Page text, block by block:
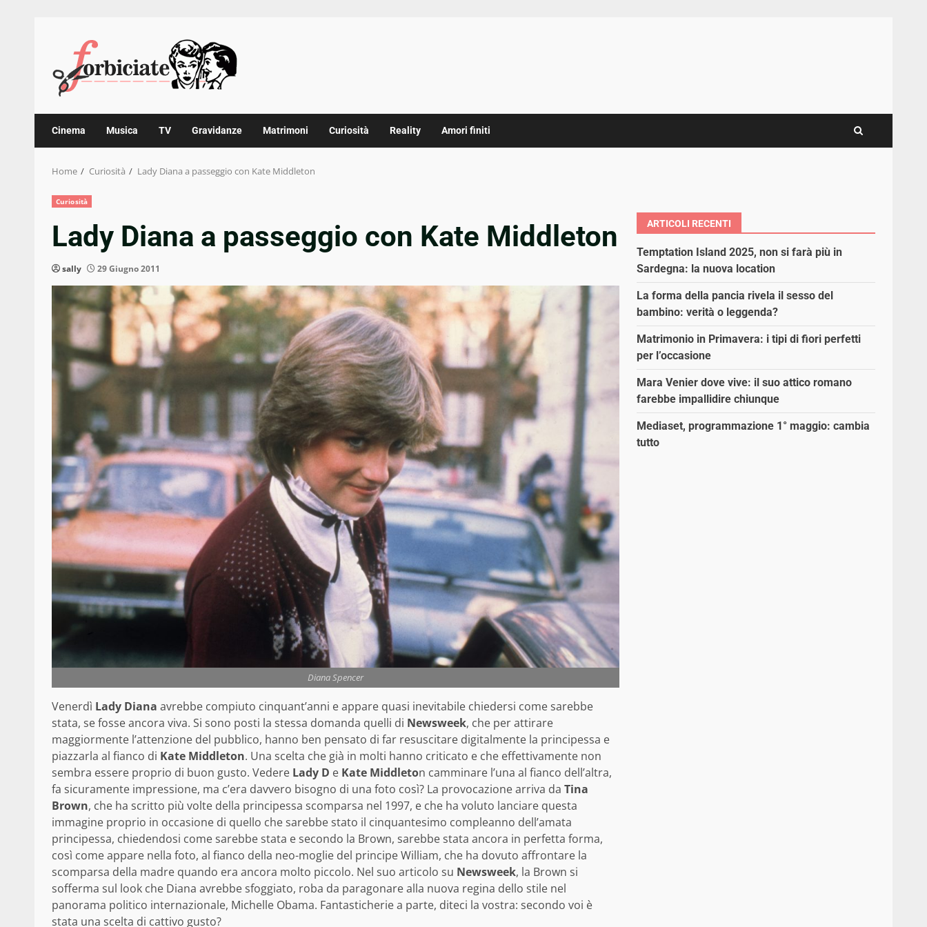
content
Cinema Musica TV Gravidanze Matrimoni Curiosità Reality Amori finiti
Home Curiosità Lady Diana a passeggio con Kate Middleton
Curiosità
Lady Diana a passeggio con Kate Middleton
sally 29 Giugno 2011
Diana Spencer
Venerdì Lady Diana avrebbe compiuto cinquant’anni e appare quasi inevitabile chiedersi come sarebbe
stata, se fosse ancora viva. Si sono posti la stessa domanda quelli di Newsweek, che per attirare
maggiormente l’attenzione del pubblico, hanno ben pensato di far resuscitare digitalmente la principessa e
piazzarla al fianco di Kate Middleton. Una scelta che già in molti hanno criticato e che effettivamente non
sembra essere proprio di buon gusto. Vedere Lady D e Kate Middleton camminare l’una al fianco dell’altra,
fa sicuramente impressione, ma c’era davvero bisogno di una foto così? La provocazione arriva da Tina
Brown, che ha scritto più volte della principessa scomparsa nel 1997, e che ha voluto lanciare questa
immagine proprio in occasione di quello che sarebbe stato il cinquantesimo compleanno dell’amata
principessa, chiedendosi come sarebbe stata e secondo la Brown, sarebbe stata ancora in perfetta forma,
così come appare nella foto, al fianco della neo-moglie del principe William, che ha dovuto affrontare la
scomparsa della madre quando era ancora molto piccolo. Nel suo articolo su Newsweek, la Brown si
sofferma sul look che Diana avrebbe sfoggiato, roba da paragonare alla nuova regina dello stile nel
panorama politico internazionale, Michelle Obama. Fantasticherie a parte, diteci la vostra: secondo voi è
stata una scelta di cattivo gusto?
ARTICOLI RECENTI
Temptation Island 2025, non si farà più in
Sardegna: la nuova location
La forma della pancia rivela il sesso del
bambino: verità o leggenda?
Matrimonio in Primavera: i tipi di fiori perfetti
per l’occasione
Mara Venier dove vive: il suo attico romano
farebbe impallidire chiunque
Mediaset, programmazione 1° maggio: cambia
tutto